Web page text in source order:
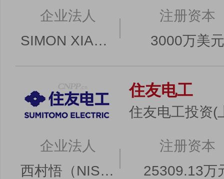
企业法人
SIMON XIAOMING YANG
注册资本
3000万美元
住友电工
住友电工投资(
企业法人
西村悟（NISHIMURA SATORU）
注册资本
25309.13万